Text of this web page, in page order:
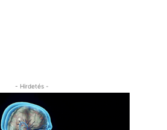
- Hirdetés -